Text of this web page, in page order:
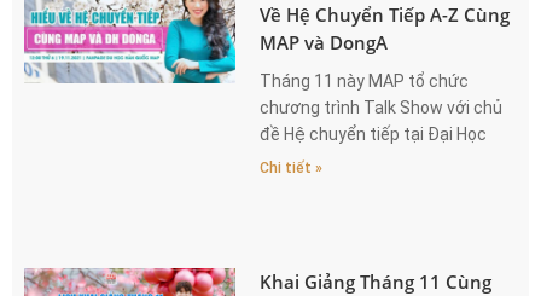
Về Hệ Chuyển Tiếp A-Z Cùng
MAP và DongA
Tháng 11 này MAP tổ chức
chương trình Talk Show với chủ
đề Hệ chuyển tiếp tại Đại Học
DongA.
Chi tiết »
Khai Giảng Tháng 11 Cùng